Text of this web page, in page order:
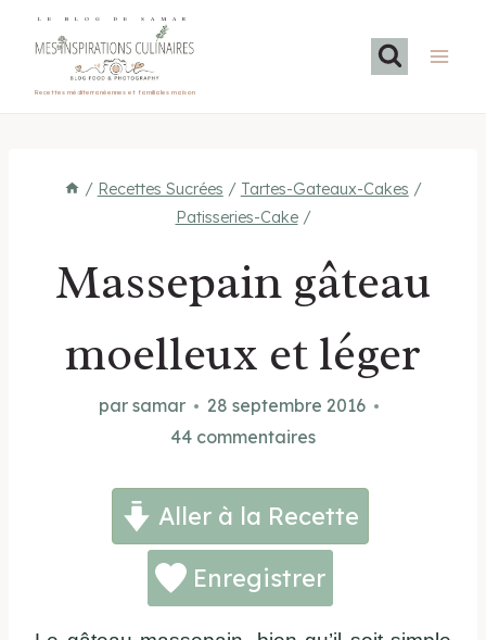
LE BLOG DE SAMAR
Recettes méditerranéennes et familiales maison
/ Recettes Sucrées / Tartes-Gateaux-Cakes /
Patisseries-Cake /
Massepain gâteau
moelleux et léger
par samar
28 septembre 2016
44 commentaires
Aller à la Recette
Enregistrer